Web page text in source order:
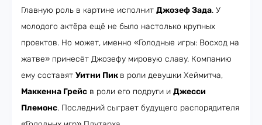
Главную роль в картине исполнит Джозеф Зада. У
молодого актёра ещё не было настолько крупных
проектов. Но может, именно «Голодные игры: Восход на
жатве» принесёт Джозефу мировую славу. Компанию
ему составят Уитни Пик в роли девушки Хеймитча,
Маккенна Грейс в роли его подруги и Джесси
Племонс. Последний сыграет будущего распорядителя